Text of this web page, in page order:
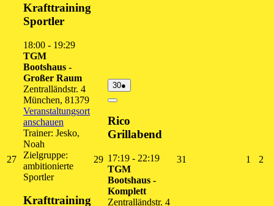
2727.
Juli
2026
Krafttraining
Sportler
18:00 - 19:29
TGM
Bootshaus -
Großer Raum
Zentralländstr. 4
München, 81379
Veranstaltungsort
anschauen
Trainer: Jesko,
Noah
Zielgruppe:
ambitionierte
Sportler
Krafttraining
2929.
Juli
2026
3030.
Juli
●
Veranstaltung)
Close
Rico
Grillabend
17:19 - 22:19
TGM
Bootshaus -
Komplett
Zentralländstr. 4
31 1 2